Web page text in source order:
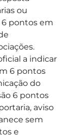
ou
6 pontos em
a indicar
6 pontos
do
6 pontos
aviso
sem
e